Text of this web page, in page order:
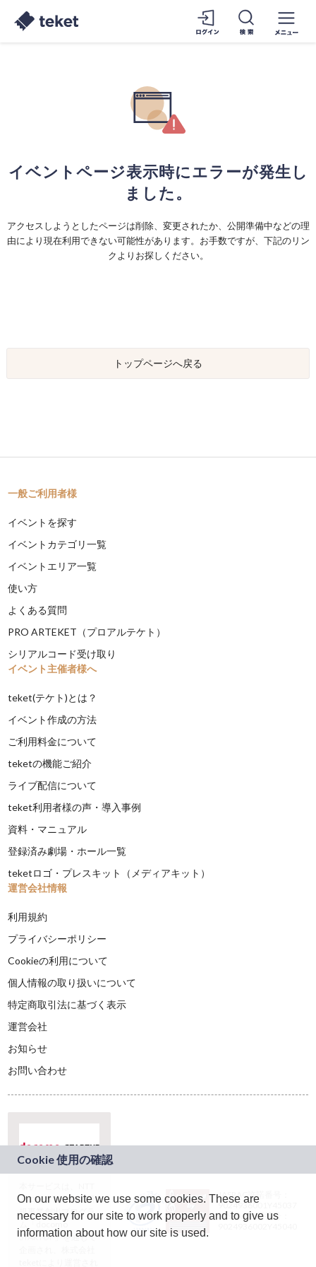
イベントページ表示時にエラーが発生し
ました。
アクセスしようとしたページは削除、変更されたか、公開準備中などの理
由により現在利用できない可能性があります。お手数ですが、下記のリン
クよりお探しください。
トップページへ戻る
一般ご利用者様
イベントを探す
イベントカテゴリ一覧
イベントエリア一覧
使い方
よくある質問
PRO ARTEKET（プロアルテケト）
シリアルコード受け取り
イベント主催者様へ
teket(テケト)とは？
イベント作成の方法
ご利用料金について
teketの機能ご紹介
ライブ配信について
teket利用者様の声・導入事例
資料・マニュアル
登録済み劇場・ホール一覧
teketロゴ・プレスキット（メディアキット）
運営会社情報
利用規約
プライバシーポリシー
Cookieの利用について
個人情報の取り扱いについて
特定商取引法に基づく表示
運営会社
お知らせ
お問い合わせ
ドコモグループの新
規事業創出プログラ
ム「docomo
STARTUP」を通じて
JASRAC許諾番号：
9024936001Y45037
JASRAC許諾番号：
On our website we use some cookies. These are
necessary for our site to work properly and to give us
information about how our site is used.